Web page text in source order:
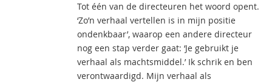
Tot één van de directeuren het woord opent.
‘Zo’n verhaal vertellen is in mijn positie
ondenkbaar’, waarop een andere directeur
nog een stap verder gaat: ‘Je gebruikt je
verhaal als machtsmiddel.’ Ik schrik en ben
verontwaardigd. Mijn verhaal als